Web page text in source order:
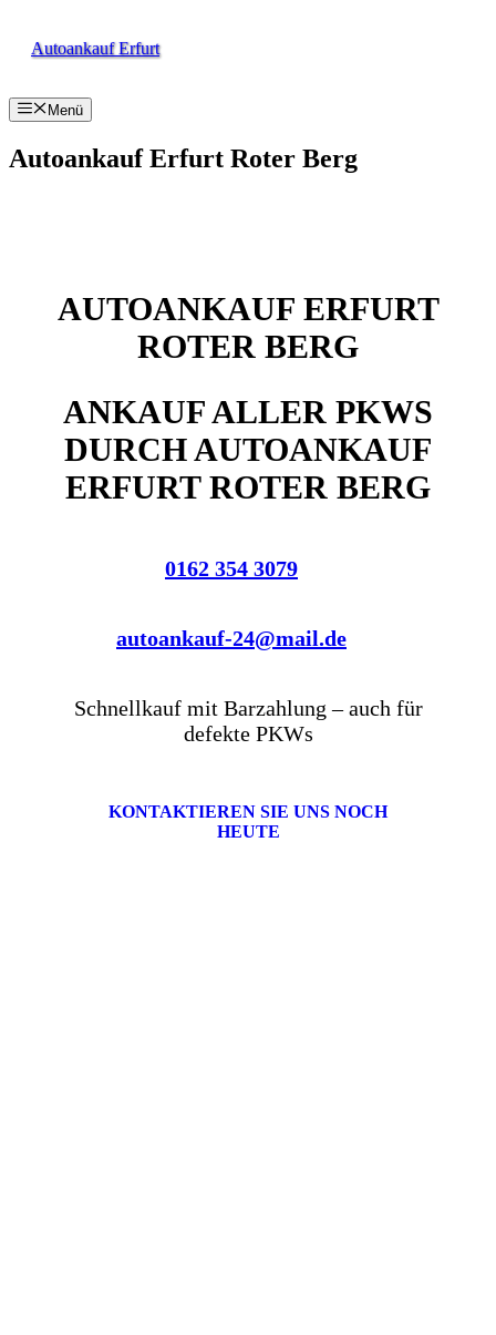
InhaltAutoankauf Erfurt
Menü
Autoankauf Erfurt Roter Berg
AUTOANKAUF ERFURT
ROTER BERG
ANKAUF ALLER PKWS
DURCH AUTOANKAUF
ERFURT ROTER BERG
0162 354 3079
autoankauf-24@mail.de
Schnellkauf mit Barzahlung – auch für
defekte PKWs
KONTAKTIEREN SIE UNS NOCH
HEUTE